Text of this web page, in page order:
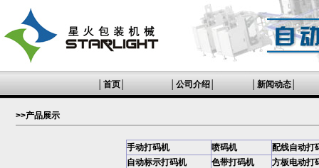
首页 公司介绍 新闻动态
>>产品展示
手动打码机 喷码机
配线自动打
自动标示打码机
色带打码机 方板电动打